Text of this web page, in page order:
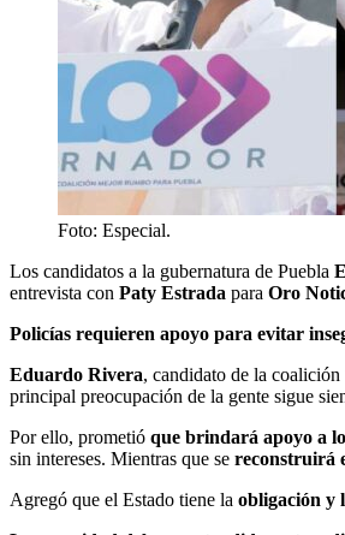
Foto: Especial.
Los candidatos a la gubernatura de Puebla
entrevista con Paty Estrada para Oro
Policías requieren apoyo para evitar
Eduardo Rivera, candidato de la coalición
principal preocupación de la gente sigue
Por ello, prometió que brindará apoyo a
sin intereses. Mientras que se reconstruirá
Agregó que el Estado tiene la obligación y